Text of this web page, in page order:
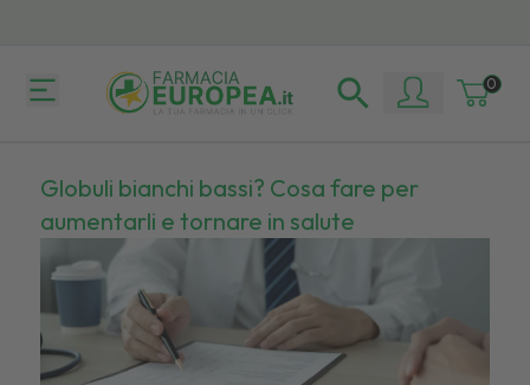
0
Globuli bianchi bassi? Cosa fare per
aumentarli e tornare in salute